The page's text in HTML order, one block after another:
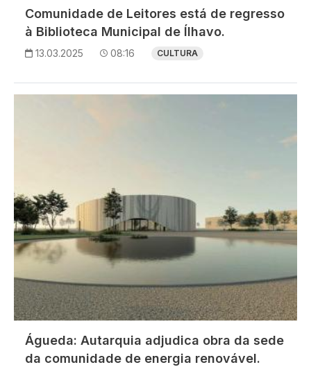
Comunidade de Leitores está de regresso
à Biblioteca Municipal de Ílhavo.
13.03.2025 08:16 CULTURA
Águeda: Autarquia adjudica obra da sede
da comunidade de energia renovável.